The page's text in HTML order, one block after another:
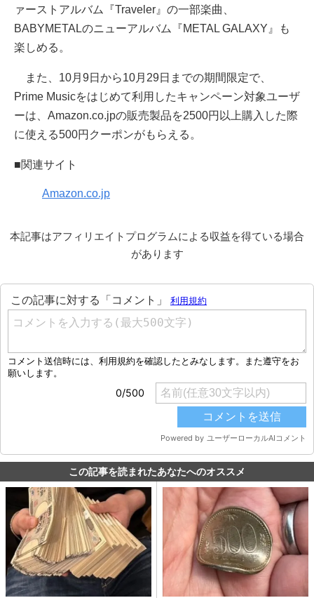
ァーストアルバム『Traveler』の一部楽曲、
BABYMETALのニューアルバム『METAL GALAXY』も
楽しめる。
また、10月9日から10月29日までの期間限定で、
Prime Musicをはじめて利用したキャンペーン対象ユーザ
ーは、Amazon.co.jpの販売製品を2500円以上購入した際
に使える500円クーポンがもらえる。
■関連サイト
Amazon.co.jp
本記事はアフィリエイトプログラムによる収益を得ている場合
があります
この記事を読まれたあなたへのオススメ